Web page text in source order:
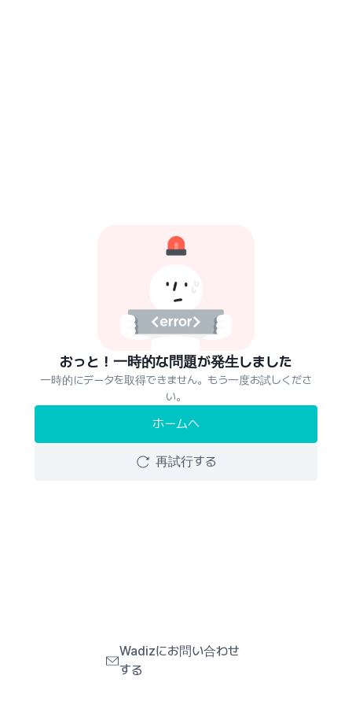
おっと！一時的な問題が発生しました
一時的にデータを取得できません。もう一度お試しくださ
い。
ホームへ
再試行する
Wadizにお問い合わせ
する